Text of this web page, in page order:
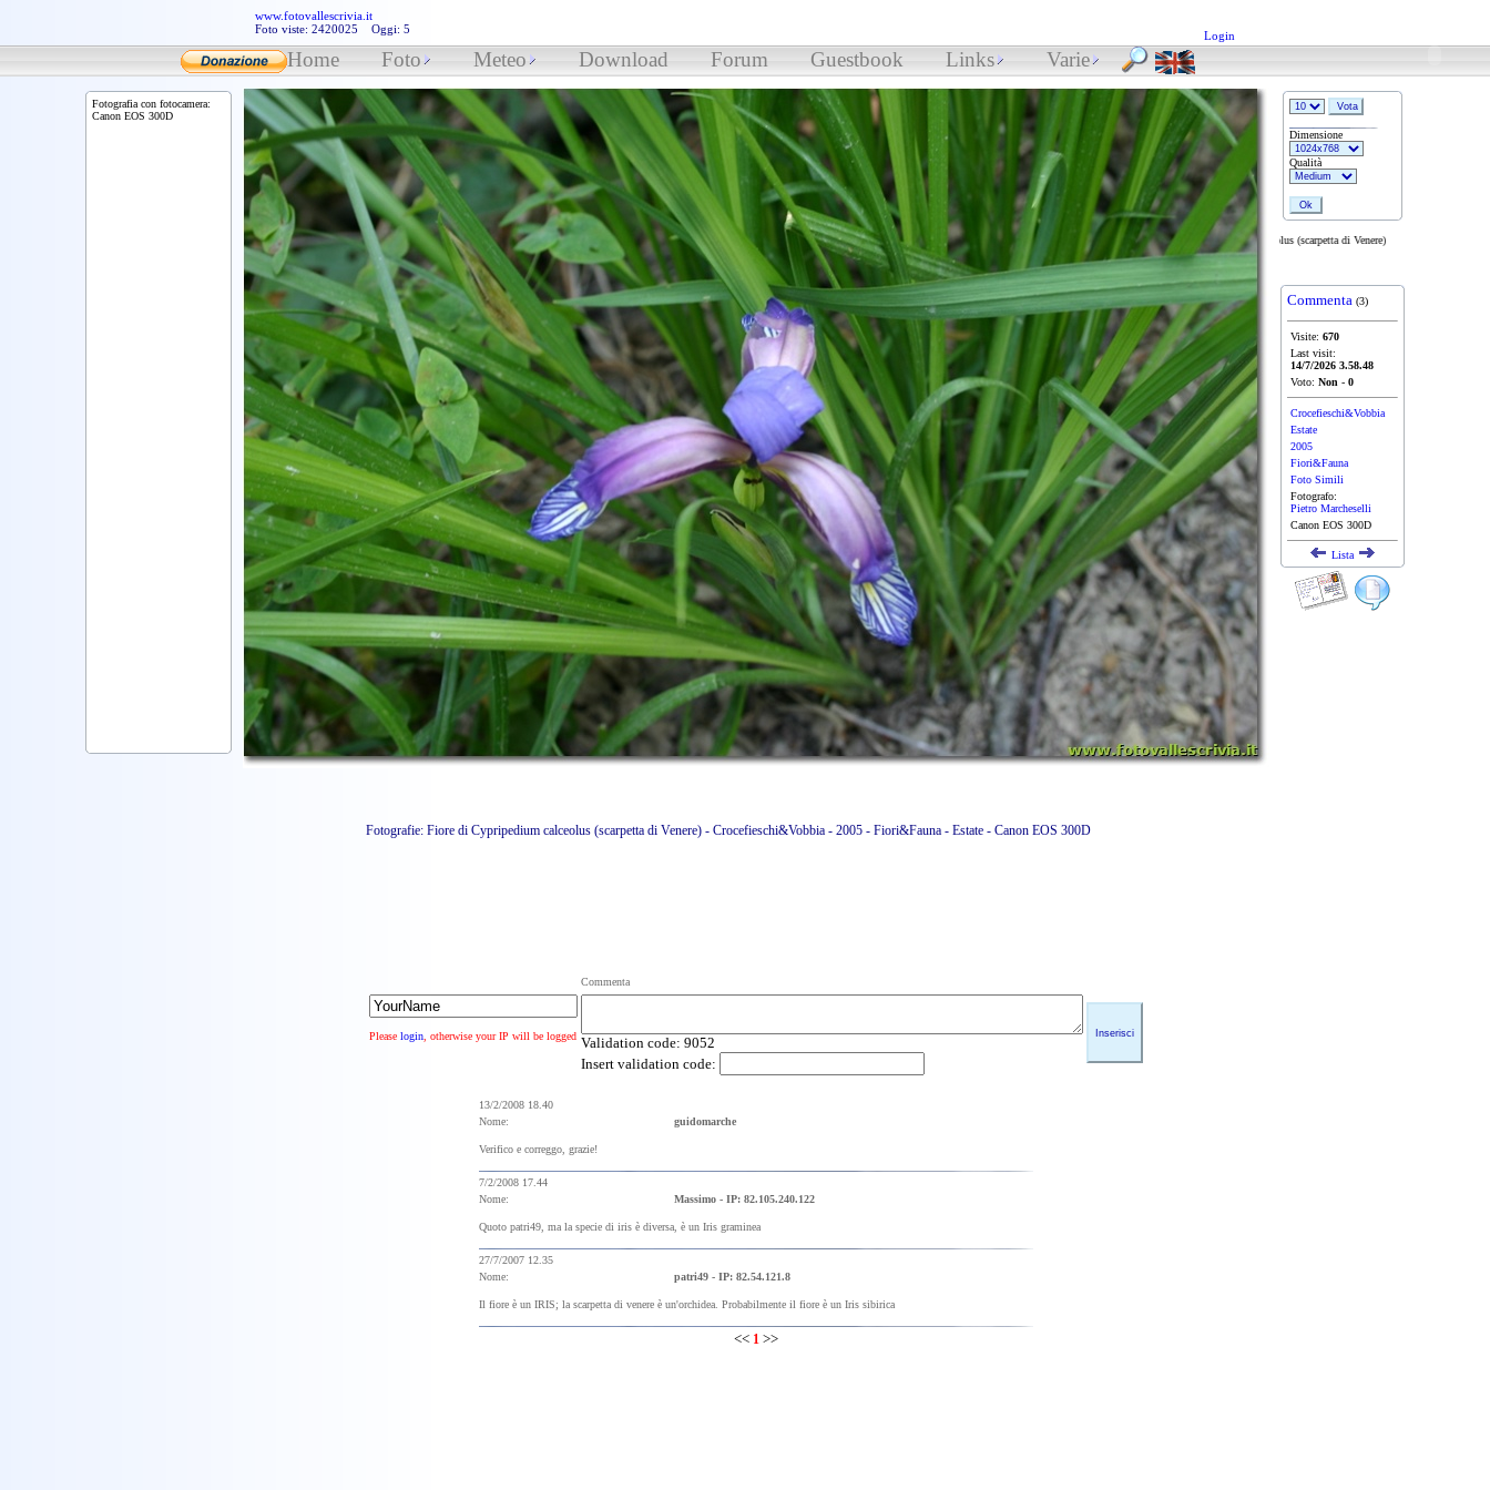
www.fotovallescrivia.it
Foto viste: 2420025 Oggi: 5
Login
Home Foto Meteo Download Forum Guestbook Links Varie
Fotografie: Fiore di Cypripedium calceolus (scarpetta di Venere) - Crocefieschi&Vobbia - 2005 - Fiori&Fauna - Estate - Canon EOS 300D
Commenta
Please login , otherwise your IP will be logged Validation code: 9052
Insert validation code:
13/2/2008 18.40
Nome:
guidomarche
Verifico e correggo, grazie!
7/2/2008 17.44
Nome:
Massimo - IP: 82.105.240.122
Quoto patri49, ma la specie di iris è diversa, è un Iris graminea
27/7/2007 12.35
Nome:
patri49 - IP: 82.54.121.8
Il fiore è un IRIS; la scarpetta di venere è un'orchidea. Probabilmente il fiore è un Iris sibirica
<< 1 >>
Fotografia con fotocamera:
Canon EOS 300D
Dimensione
Qualità
Fiore di Cypripedium calceolus (scarpetta di Venere)
Commenta (3)
Visite: 670
Last visit:
14/7/2026 3.58.48
Voto: Non - 0
Crocefieschi&Vobbia
Estate
2005
Fiori&Fauna
Foto Simili
Fotografo:
Pietro Marcheselli
Canon EOS 300D
Lista